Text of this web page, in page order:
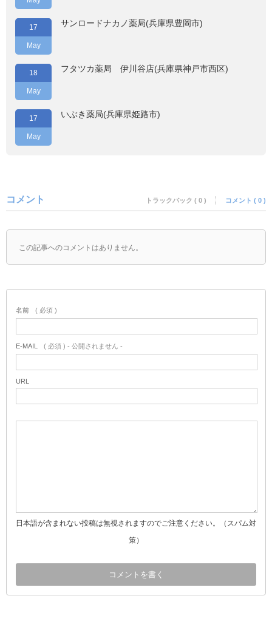
17
May
サンロードナカノ薬局(兵庫県豊岡市)
18
May
フタツカ薬局 伊川谷店(兵庫県神戸市西区)
17
May
いぶき薬局(兵庫県姫路市)
コメント トラックバック ( 0 ) コメント ( 0 )
この記事へのコメントはありません。
名前 ( 必須 )
E-MAIL ( 必須 ) - 公開されません -
URL
日本語が含まれない投稿は無視されますのでご注意ください。（スパム対
策）